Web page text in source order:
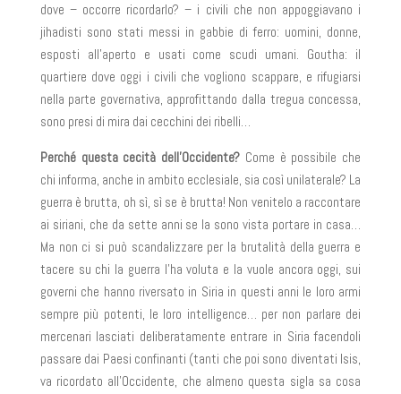
dove – occorre ricordarlo? – i civili che non appoggiavano i
jihadisti sono stati messi in gabbie di ferro: uomini, donne,
esposti all’aperto e usati come scudi umani. Goutha: il
quartiere dove oggi i civili che vogliono scappare, e rifugiarsi
nella parte governativa, approfittando dalla tregua concessa,
sono presi di mira dai cecchini dei ribelli…
Perché questa cecità dell’Occidente? Come è possibile che
chi informa, anche in ambito ecclesiale, sia così unilaterale? La
guerra è brutta, oh sì, sì se è brutta! Non venitelo a raccontare
ai siriani, che da sette anni se la sono vista portare in casa…
Ma non ci si può scandalizzare per la brutalità della guerra e
tacere su chi la guerra l’ha voluta e la vuole ancora oggi, sui
governi che hanno riversato in Siria in questi anni le loro armi
sempre più potenti, le loro intelligence… per non parlare dei
mercenari lasciati deliberatamente entrare in Siria facendoli
passare dai Paesi confinanti (tanti che poi sono diventati Isis,
va ricordato all’Occidente, che almeno questa sigla sa cosa